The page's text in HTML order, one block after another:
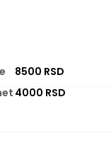
8500 RSD
4000 RSD